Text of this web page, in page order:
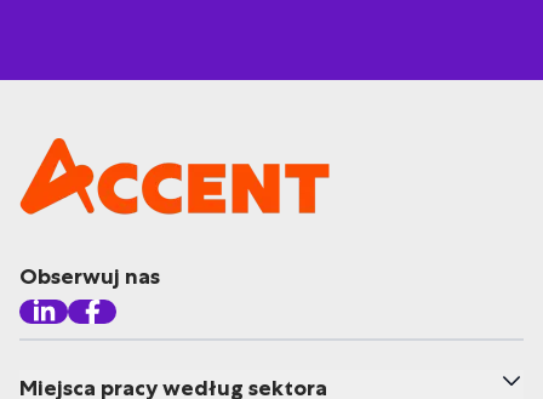
Obserwuj nas
Miejsca pracy według sektora